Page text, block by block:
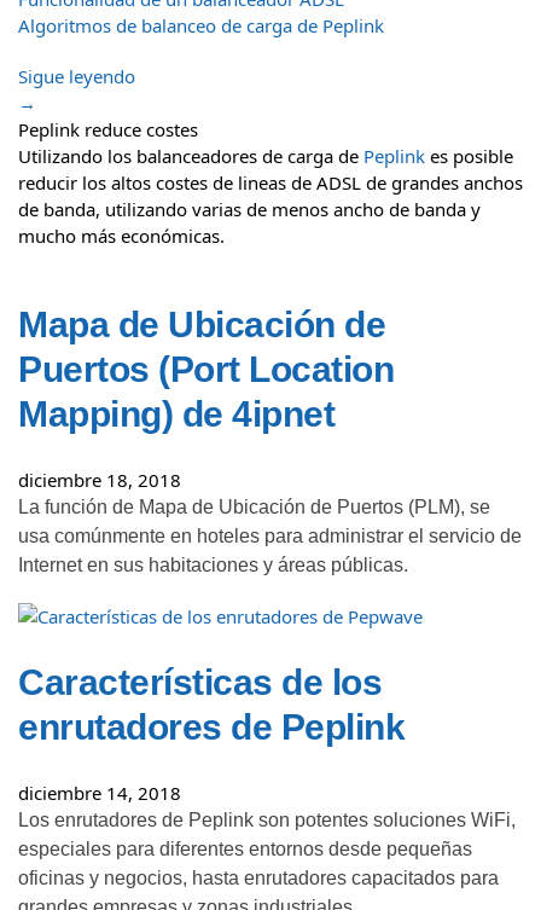
Algoritmos de balanceo de carga de Peplink
Sigue leyendo
→
Peplink reduce costes
Utilizando los balanceadores de carga de Peplink es posible
reducir los altos costes de lineas de ADSL de grandes anchos
de banda, utilizando varias de menos ancho de banda y
mucho más económicas.
Mapa de Ubicación de
Puertos (Port Location
Mapping) de 4ipnet
diciembre 18, 2018
La función de Mapa de Ubicación de Puertos (PLM), se
usa comúnmente en hoteles para administrar el servicio de
Internet en sus habitaciones y áreas públicas.
Características de los
enrutadores de Peplink
diciembre 14, 2018
Los enrutadores de Peplink son potentes soluciones WiFi,
especiales para diferentes entornos desde pequeñas
oficinas y negocios, hasta enrutadores capacitados para